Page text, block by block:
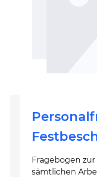
Fragebogen
sämtlichen